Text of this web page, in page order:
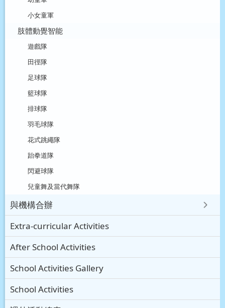
小女童軍
肢體動覺智能
遊戲隊
田徑隊
足球隊
籃球隊
排球隊
羽毛球隊
花式跳繩隊
跆拳道隊
閃避球隊
兒童舞及當代舞隊
與機構合辦
Extra-curricular Activities
After School Activities
School Activities Gallery
School Activities